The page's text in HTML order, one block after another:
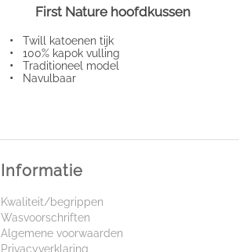
First Nature hoofdkussen
• Twill katoenen tijk
• 100% kapok vulling
• Traditioneel model
• Navulbaar
Informatie
Kwaliteit/begrippen
Wasvoorschriften
Algemene voorwaarden
Privacyverklaring